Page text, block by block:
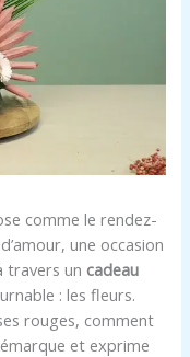
comme le rendez-
une occasion
travers un cadeau
: les fleurs.
rouges, comment
et exprime